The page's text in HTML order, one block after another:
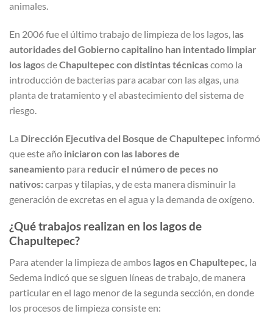
animales.
En 2006 fue el último trabajo de limpieza de los lagos, las
autoridades del Gobierno capitalino han intentado limpiar
los lagos deChapultepec con distintas técnicascomo la
introducción de bacterias para acabar con las algas, una
planta de tratamiento y el abastecimiento del sistema de
riesgo.
La Dirección Ejecutiva del Bosque de Chapultepec informó
que este año iniciaron con las labores de
saneamiento para reducir el número de peces no
nativos:carpas y tilapias, y de esta manera disminuir la
generación de excretas en el agua y la demanda de oxígeno.
¿Qué trabajos realizan en los lagos de
Chapultepec?
Para atender la limpieza de ambos lagos en Chapultepec, la
Sedema indicó que se siguen líneas de trabajo, de manera
particular en el lago menor de la segunda sección, en donde
los procesos de limpieza consiste en: